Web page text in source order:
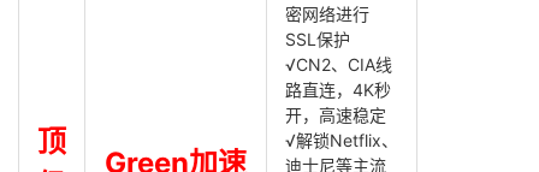
顶
Green加速
密网络进行
SSL保护
√CN2、CIA线
路直连，4K秒
开，高速稳定
√解锁Netflix、
迪士尼等主流